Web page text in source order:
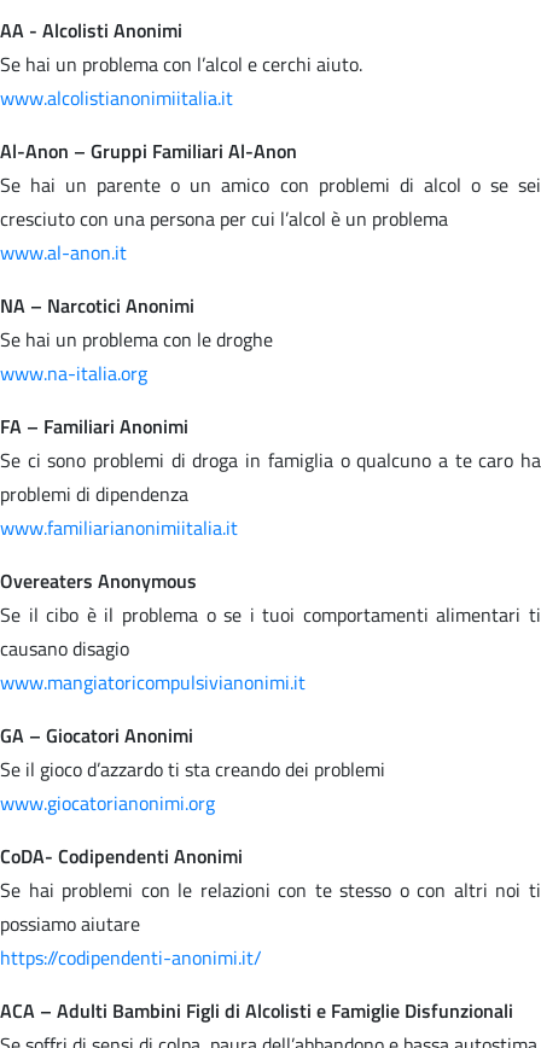
AA - Alcolisti Anonimi
Se hai un problema con l’alcol e cerchi aiuto.
www.alcolistianonimiitalia.it
Al-Anon – Gruppi Familiari Al-Anon
Se hai un parente o un amico con problemi di alcol o se sei
cresciuto con una persona per cui l’alcol è un problema
www.al-anon.it
NA – Narcotici Anonimi
Se hai un problema con le droghe
www.na-italia.org
FA – Familiari Anonimi
Se ci sono problemi di droga in famiglia o qualcuno a te caro ha
problemi di dipendenza
www.familiarianonimiitalia.it
Overeaters Anonymous
Se il cibo è il problema o se i tuoi comportamenti alimentari ti
causano disagio
www.mangiatoricompulsivianonimi.it
GA – Giocatori Anonimi
Se il gioco d’azzardo ti sta creando dei problemi
www.giocatorianonimi.org
CoDA- Codipendenti Anonimi
Se hai problemi con le relazioni con te stesso o con altri noi ti
possiamo aiutare
https://codipendenti-anonimi.it/
ACA – Adulti Bambini Figli di Alcolisti e Famiglie Disfunzionali